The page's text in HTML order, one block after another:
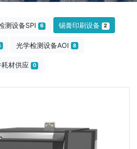
测设备SPI 6 锡膏印刷设备 2
光学检测设备AOI 8
材供应 0